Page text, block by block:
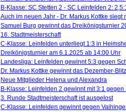
B-Klasse: SC Stetten 2 - SC Leinfelden 2:
Auch im neuen Jahr - Dr. Markus Kottke
Samuel Burg gewinnt das Dreikönigsturnier
16. Stadtmeisterschaft
C-Klasse: Leinfelden unterliegt 1:3 in
Dreikönigsturnier am 6.1.2025 ab 14:00 Uhr
Landesliga: Leinfelden gewinnt 5:3 gegen
Dr. Markus Kottke gewinnt das Dezember-
Neue Mitglieder Helena und Alexandra
B-Klasse: Leinfelden 2 gewinnt mit 3:1
3. Runde Stadtmeisterschaft ist ausgelost
C-Klasse: Leinfelden gewinnt gegen